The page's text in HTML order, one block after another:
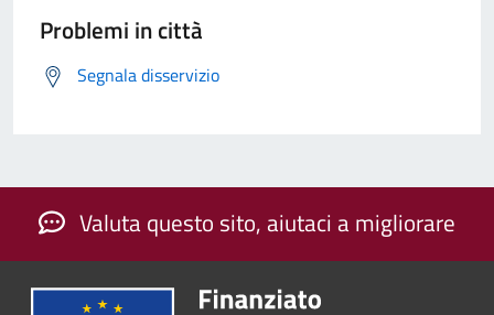
Problemi in città
Segnala disservizio
Valuta questo sito, aiutaci a migliorare